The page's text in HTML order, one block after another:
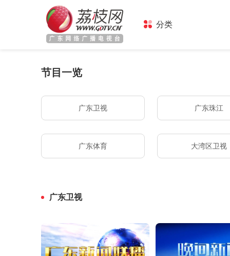
分类
节目一览
广东卫视 广东珠江
广东体育 大湾区卫视
纪录片
广东卫视